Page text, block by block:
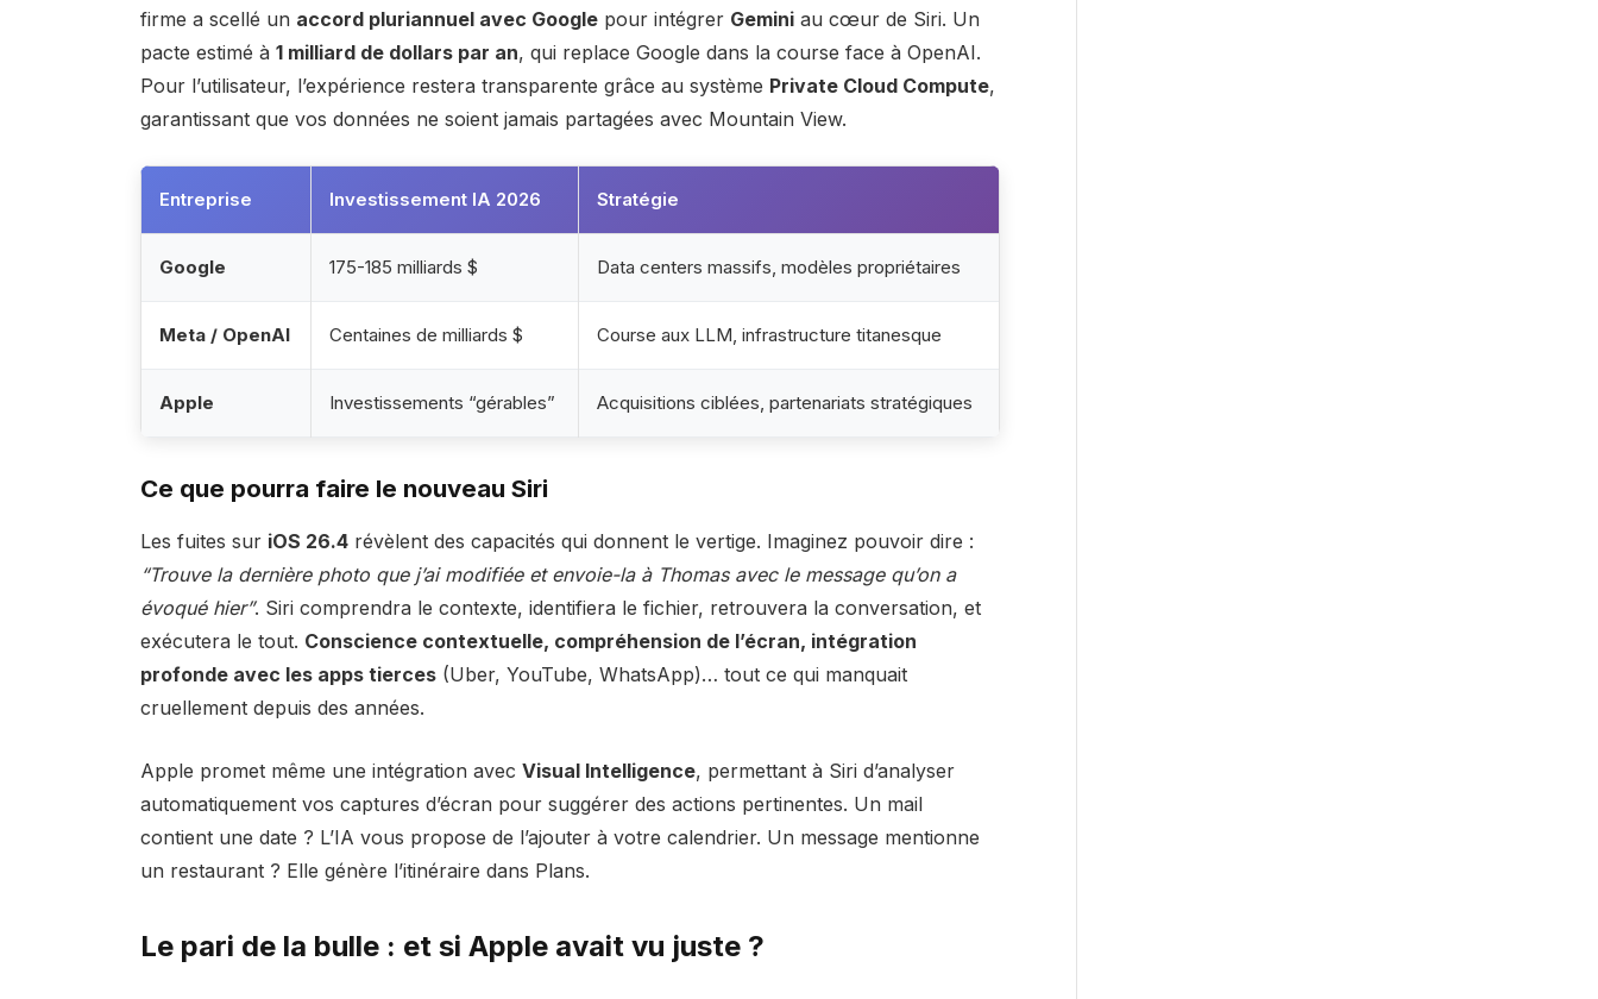
firme a scellé un accord pluriannuel avec Googlepour intégrer Geminiau cœur de Siri. Un
pacte estimé à 1 milliard de dollars par an, qui replace Google dans la course face à OpenAI.
Pour l’utilisateur, l’expérience restera transparente grâce au système Private Cloud Compute,
garantissant que vos données ne soient jamais partagées avec Mountain View.
Entreprise Investissement IA 2026 Stratégie
Google 175-185 milliards $ Data centers massifs, modèles propriétaires
Meta / OpenAI Centaines de milliards $ Course aux LLM, infrastructure titanesque
Apple Investissements “gérables” Acquisitions ciblées, partenariats stratégiques
Ce que pourra faire le nouveau Siri
Les fuites sur iOS 26.4révèlent des capacités qui donnent le vertige. Imaginez pouvoir dire :
“Trouve la dernière photo que j’ai modifiée et envoie-la à Thomas avec le message qu’on a
évoqué hier”. Siri comprendra le contexte, identifiera le fichier, retrouvera la conversation, et
exécutera le tout. Conscience contextuelle, compréhension de l’écran, intégration
profonde avec les apps tierces(Uber, YouTube, WhatsApp)… tout ce qui manquait
cruellement depuis des années.
Apple promet même une intégration avec Visual Intelligence, permettant à Siri d’analyser
automatiquement vos captures d’écran pour suggérer des actions pertinentes. Un mail
contient une date ? L’IA vous propose de l’ajouter à votre calendrier. Un message mentionne
un restaurant ? Elle génère l’itinéraire dans Plans.
Le pari de la bulle : et si Apple avait vu juste ?